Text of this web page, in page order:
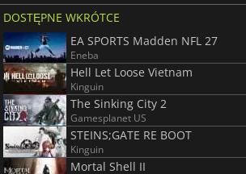
DOSTĘPNE WKRÓTCE
EA SPORTS Madden NFL 27
Eneba
Hell Let Loose Vietnam
Kinguin
The Sinking City 2
Gamesplanet US
STEINS;GATE RE BOOT
Kinguin
Mortal Shell II